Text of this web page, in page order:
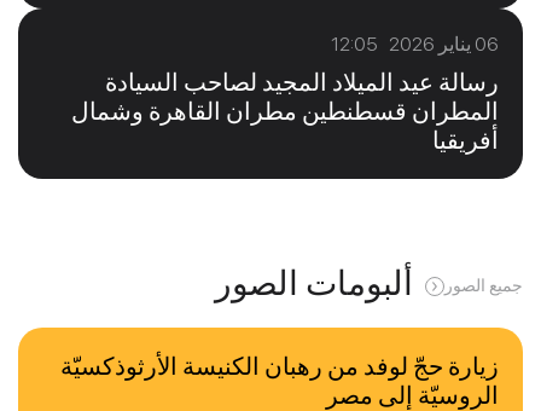
06 يناير 2026 12:05
رسالة عيد الميلاد المجيد لصاحب السيادة
المطران قسطنطين مطران القاهرة وشمال
أفريقيا
ألبومات الصور جميع الصور
زيارة حجّ لوفد من رهبان الكنيسة الأرثوذكسيّة
الروسيّة إلى مصر